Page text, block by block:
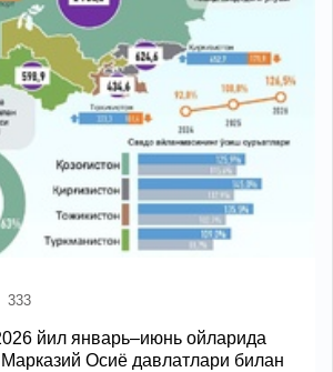
333
йил январь–июнь ойларида
Марказий Осиё давлатлари билан